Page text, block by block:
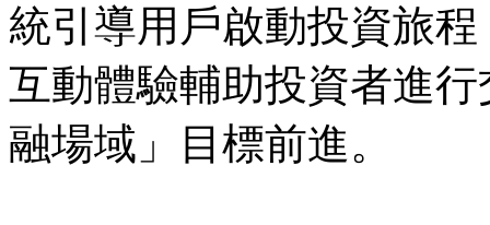
統引導用戶啟動投資旅
互動體驗輔助投資者進
融場域」目標前進。